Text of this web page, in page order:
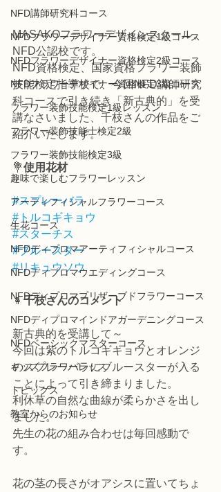
NFD講師研究科コース
NFDフラワーデザイナー資格検定1級コース
NFDフラワーデザイナー資格検定2級コース
NFDフラワーデザイナー資格検定3級コース
フラワー装飾技能検定1級レッスン
フラワー装飾技能士検定2級
フラワー装飾技能検定3級
趣味で楽しむフラワーレッスン
アーティフィシャルフラワーコース
生花コース
NFDディプロマアーティフィシャルコース
NFDディプロマウエディングコース
NFDディプロマプリザーブドフラワーコース
NFDディプロマインドアガーデニングコース
NFDベーシックマスターコース
キッズフラワーレッス
トピックス
教室からのお知らせ
MASAKOフラワーデザインスクール、
NFD公認校です。
NFD資格検定、国家資格フラワー装飾
技能検定指導校で、今回NFD講師研究
科コースで引き続き「新古典的」を受
講なさいました、千枝さんの作品をご
紹介いたします。
💐使用花材
#スプレーバラ
#トルコギキョウ
#スターチス
#ブルースター
#リキュウソウ
👧千枝さんのコメント
新古典的を受講して～
今回は紫のトルコギキョウとオレンジ
のスプレーバラにブルースターが入る
ことによって引き締まりました。
利休草の自然な曲線が柔らかさを出し
ました。
先生の花の組み合わせは毎回感動で
す。
花の茎の長さがオアシスに置いてちょ